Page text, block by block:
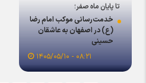
تا پایان ماه صفر؛
خدمت‌رسانی موکب امام رضا
(ع) در اصفهان به عاشقان
حسینی
۰۸:۲۱ - ۱۴۰۵/۰۵/۱۰